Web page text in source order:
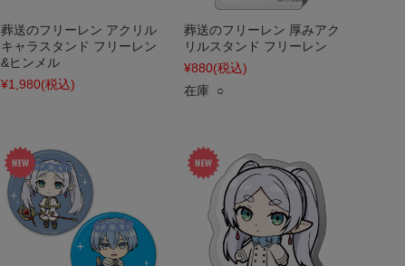
葬送のフリーレン アクリル
キャラスタンド フリーレン
&ヒンメル
¥1,980(税込)
葬送のフリーレン 厚みアク
リルスタンド フリーレン
¥880(税込)
在庫 ○